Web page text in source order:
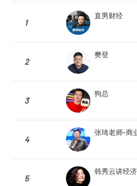
1
直男财经
2
樊登
3
狗总
4
张琦老师-商
5
韩秀云讲经济